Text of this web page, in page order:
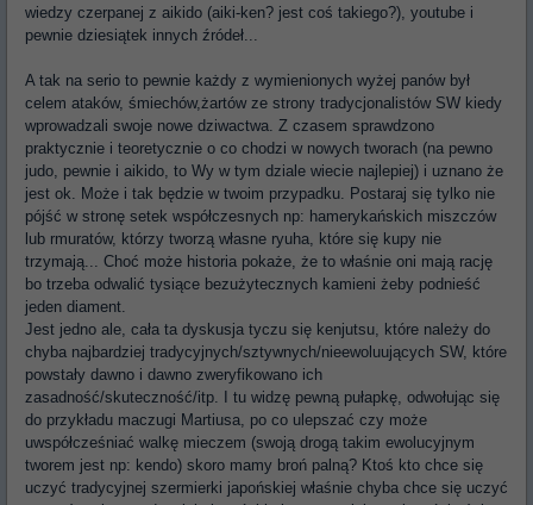
wiedzy czerpanej z aikido (aiki-ken? jest coś takiego?), youtube i
pewnie dziesiątek innych źródeł...
A tak na serio to pewnie każdy z wymienionych wyżej panów był
celem ataków, śmiechów,żartów ze strony tradycjonalistów SW kiedy
wprowadzali swoje nowe dziwactwa. Z czasem sprawdzono
praktycznie i teoretycznie o co chodzi w nowych tworach (na pewno
judo, pewnie i aikido, to Wy w tym dziale wiecie najlepiej) i uznano że
jest ok. Może i tak będzie w twoim przypadku. Postaraj się tylko nie
pójść w stronę setek współczesnych np: hamerykańskich miszczów
lub rmuratów, którzy tworzą własne ryuha, które się kupy nie
trzymają... Choć może historia pokaże, że to właśnie oni mają rację
bo trzeba odwalić tysiące bezużytecznych kamieni żeby podnieść
jeden diament.
Jest jedno ale, cała ta dyskusja tyczu się kenjutsu, które należy do
chyba najbardziej tradycyjnych/sztywnych/nieewoluujących SW, które
powstały dawno i dawno zweryfikowano ich
zasadność/skuteczność/itp. I tu widzę pewną pułapkę, odwołując się
do przykładu maczugi Martiusa, po co ulepszać czy może
uwspółcześniać walkę mieczem (swoją drogą takim ewolucyjnym
tworem jest np: kendo) skoro mamy broń palną? Ktoś kto chce się
uczyć tradycyjnej szermierki japońskiej właśnie chyba chce się uczyć